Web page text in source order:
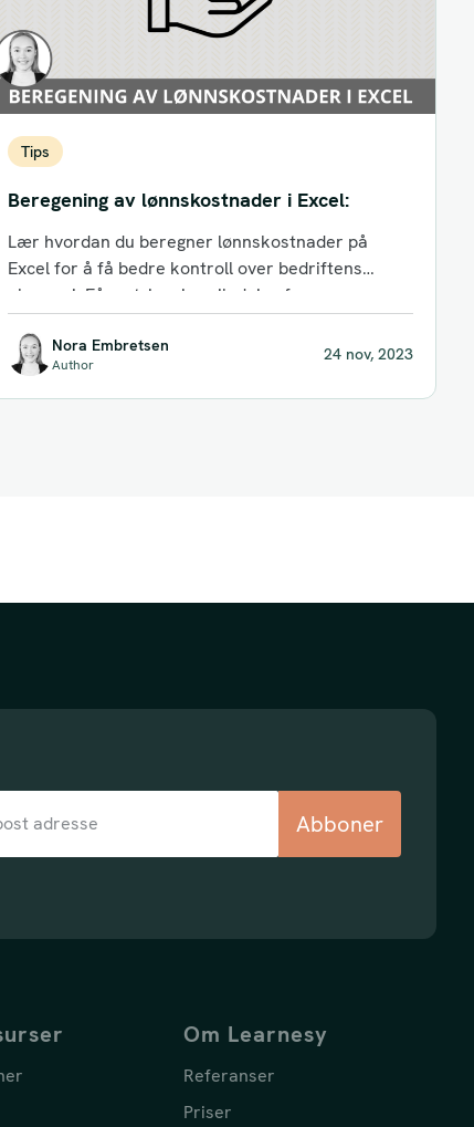
Tips
Beregening av lønnskostnader i Excel:
Lær hvordan du beregner lønnskostnader på
Excel for å få bedre kontroll over bedriftens
økonomi. Få en trinnvis veiledning for...
Nora Embretsen
Author
24 nov, 2023
Abboner
Om Learnesy
Referanser
Priser